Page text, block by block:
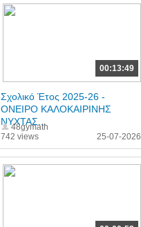
00:13:49
742 views
Σχολικό Έτος 2025-26 -
ΟΝΕΙΡΟ ΚΑΛΟΚΑΙΡΙΝΗΣ
ΝΥΧΤΑΣ...
48gymath
25-07-2026